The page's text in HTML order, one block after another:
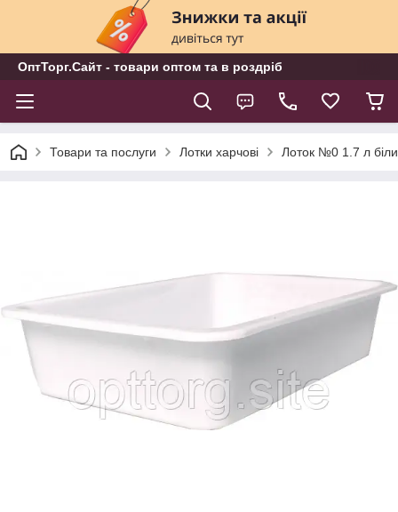
ОптТорг.Сайт - товари оптом та в роздріб
Товари та послуги Лотки харчові Лоток №0 1.7 л